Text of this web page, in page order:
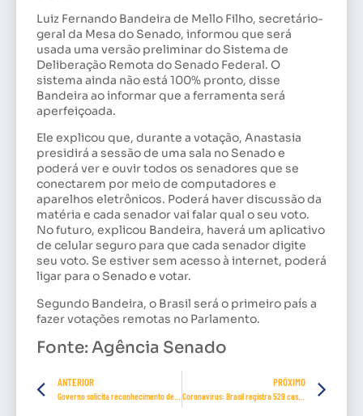
Luiz Fernando Bandeira de Mello Filho, secretário-
geral da Mesa do Senado, informou que será
usada uma versão preliminar do Sistema de
Deliberação Remota do Senado Federal. O
sistema ainda não está 100% pronto, disse
Bandeira ao informar que a ferramenta será
aperfeiçoada.
Ele explicou que, durante a votação, Anastasia
presidirá a sessão de uma sala no Senado e
poderá ver e ouvir todos os senadores que se
conectarem por meio de computadores e
aparelhos eletrônicos. Poderá haver discussão da
matéria e cada senador vai falar qual o seu voto.
No futuro, explicou Bandeira, haverá um aplicativo
de celular seguro para que cada senador digite
seu voto. Se estiver sem acesso à internet, poderá
ligar para o Senado e votar.
Segundo Bandeira, o Brasil será o primeiro país a
fazer votações remotas no Parlamento.
Fonte: Agência Senado
ANTERIOR PRÓXIMO
Coronavírus: Brasil registra 529 casos confirmados e sete mortes